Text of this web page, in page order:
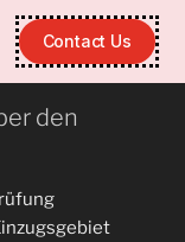
Contact Us
den